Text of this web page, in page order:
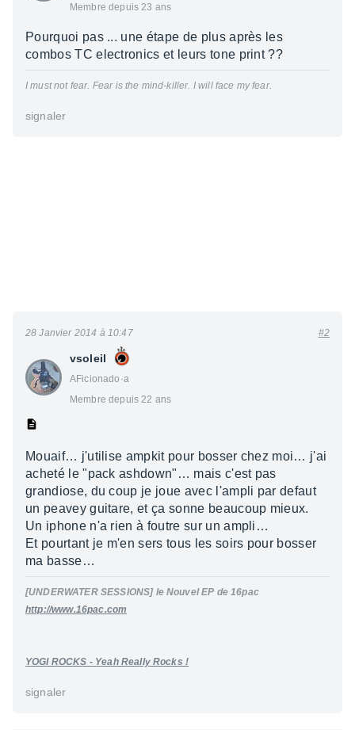
Membre depuis 23 ans
Pourquoi pas ... une étape de plus après les
combos TC electronics et leurs tone print ??
I must not fear. Fear is the mind-killer. I will face my fear.
signaler
vsoleil
AFicionado·a
Membre depuis 22 ans
28 Janvier 2014 à 10:47 #2
Mouaif… j'utilise ampkit pour bosser chez moi… j'ai
acheté le "pack ashdown"… mais c'est pas
grandiose, du coup je joue avec l'ampli par defaut
un peavey guitare, et ça sonne beaucoup mieux.
Un iphone n'a rien à foutre sur un ampli…
Et pourtant je m'en sers tous les soirs pour bosser
ma basse…
[UNDERWATER SESSIONS] le Nouvel EP de 16pac
http://www.16pac.com
YOGI ROCKS - Yeah Really Rocks !
signaler